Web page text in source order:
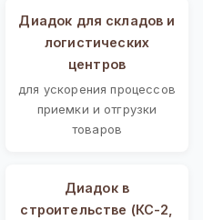
Диадок для складов и
логистических
центров
для ускорения процессов
приемки и отгрузки
товаров
Диадок в
строительстве (КС-2,